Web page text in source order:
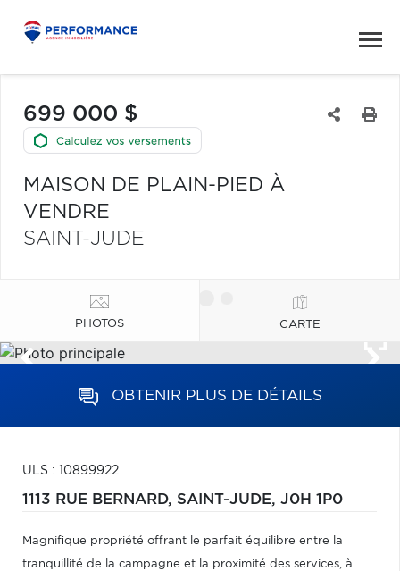
699 000 $
MAISON DE PLAIN-PIED À
VENDRE
SAINT-JUDE
PHOTOS CARTE
OBTENIR PLUS DE DÉTAILS
ULS : 10899922
1113 RUE BERNARD, SAINT-JUDE, J0H 1P0
Magnifique propriété offrant le parfait équilibre entre la
tranquillité de la campagne et la proximité des services, à